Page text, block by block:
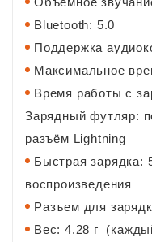
Bluetooth: 5.0
Поддержка
Максимальное
Время работы с
Зарядный футляр:
разъём Lightning
Быстрая зарядка:
воспроизведения
Разъем для
Вес: 4.28 г